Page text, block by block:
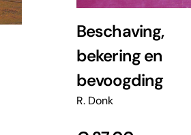
Beschaving,
bekering en
bevoogding
R. Donk